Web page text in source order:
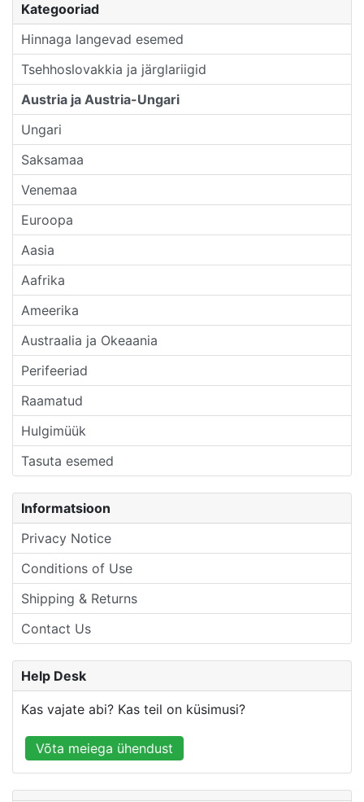
Kategooriad
Hinnaga langevad esemed
Tsehhoslovakkia ja järglariigid
Austria ja Austria-Ungari
Ungari
Saksamaa
Venemaa
Euroopa
Aasia
Aafrika
Ameerika
Austraalia ja Okeaania
Perifeeriad
Raamatud
Hulgimüük
Tasuta esemed
Informatsioon
Privacy Notice
Conditions of Use
Shipping & Returns
Contact Us
Help Desk
Kas vajate abi? Kas teil on küsimusi?
Võta meiega ühendust